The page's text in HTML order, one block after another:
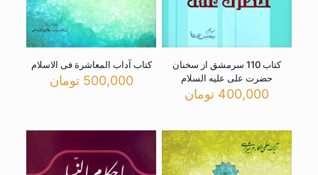
کتاب 110 سرمشق از سخنان
حضرت علی علیه السلام
400,000 تومان
کتاب آداب المعاشرة فی الاسلام
500,000 تومان